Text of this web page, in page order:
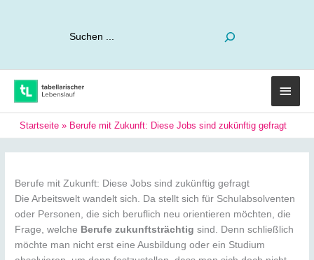
Startseite » Berufe mit Zukunft: Diese Jobs sind zukünftig gefragt
Berufe mit Zukunft: Diese Jobs sind zukünftig gefragt
Die Arbeitswelt wandelt sich. Da stellt sich für Schulabsolventen
oder Personen, die sich beruflich neu orientieren möchten, die
Frage, welche Berufe zukunftsträchtig sind. Denn schließlich
möchte man nicht erst eine Ausbildung oder ein Studium